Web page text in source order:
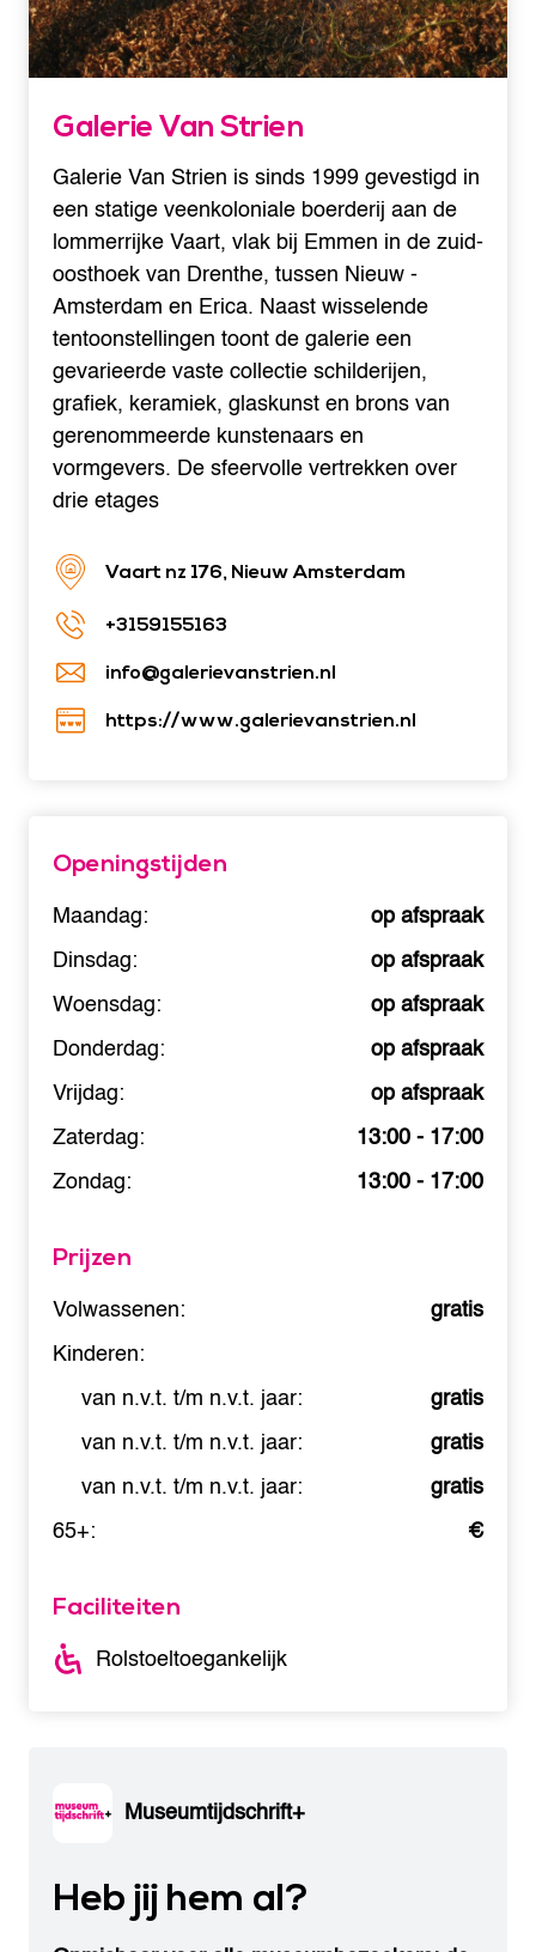
Galerie Van Strien
Galerie Van Strien is sinds 1999 gevestigd in
een statige veenkoloniale boerderij aan de
lommerrijke Vaart, vlak bij Emmen in de zuid-
oosthoek van Drenthe, tussen Nieuw -
Amsterdam en Erica. Naast wisselende
tentoonstellingen toont de galerie een
gevarieerde vaste collectie schilderijen,
grafiek, keramiek, glaskunst en brons van
gerenommeerde kunstenaars en
vormgevers. De sfeervolle vertrekken over
drie etages
Vaart nz 176, Nieuw Amsterdam
+3159155163
info@galerievanstrien.nl
https://www.galerievanstrien.nl
Openingstijden
Maandag:
op afspraak
Dinsdag:
op afspraak
Woensdag:
op afspraak
Donderdag:
op afspraak
Vrijdag:
op afspraak
Zaterdag:
13:00 - 17:00
Zondag:
13:00 - 17:00
Prijzen
Volwassenen:
gratis
Kinderen:
van n.v.t. t/m n.v.t. jaar:
gratis
van n.v.t. t/m n.v.t. jaar:
gratis
van n.v.t. t/m n.v.t. jaar:
gratis
65+:
€
Faciliteiten
Rolstoeltoegankelijk
Museumtijdschrift+
Heb jij hem al?